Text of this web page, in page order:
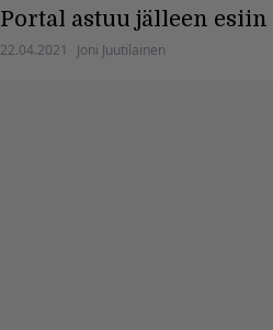
Portal astuu jälleen esiin
22.04.2021 Joni Juutilainen